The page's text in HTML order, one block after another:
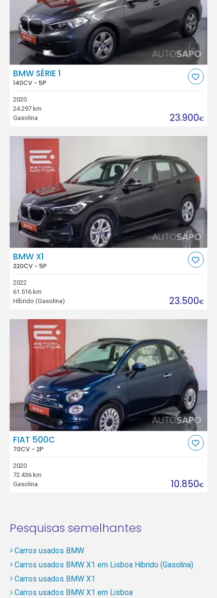
BMW SÉRIE 1
140CV - 5P
2020
24.297 km
Gasolina
23.900€
BMW X1
220CV - 5P
2022
61.516 km
Híbrido (Gasolina)
23.500€
FIAT 500C
70CV - 2P
2020
72.436 km
Gasolina
10.850€
Pesquisas semelhantes
Carros usados BMW
Carros usados BMW X1 em Lisboa Híbrido (Gasolina)
Carros usados BMW X1
Carros usados BMW X1 em Lisboa